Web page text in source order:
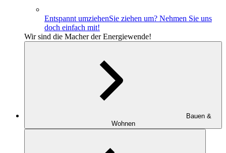
Entspannt umziehenSie ziehen um? Nehmen Sie uns
doch einfach mit!
Wir sind die Macher der Energiewende!
Bauen &
Wohnen